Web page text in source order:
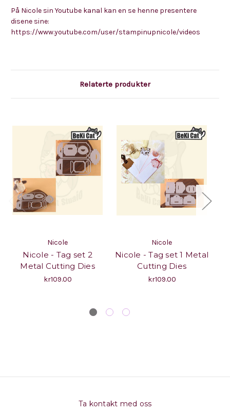
På Nicole sin Youtube kanal kan en se henne presentere
disene sine:
https://www.youtube.com/user/stampinupnicole/videos
Relaterte produkter
Nicole
Nicole - Tag set 2
Metal Cutting Dies
kr109.00
Nicole
Nicole - Tag set 1 Metal
Cutting Dies
kr109.00
Ta kontakt med oss